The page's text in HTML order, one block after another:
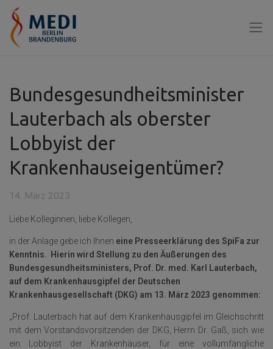
Bundesgesundheitsminister
Lauterbach als oberster
Lobbyist der
Krankenhauseigentümer?
14. März 2023
Liebe Kolleginnen, liebe Kollegen,
in der Anlage gebe ich Ihnen eine Presseerklärung des SpiFa zur
Kenntnis. Hierin wird Stellung zu den Äußerungen des
Bundesgesundheitsministers, Prof. Dr. med. Karl Lauterbach,
auf dem Krankenhausgipfel der Deutschen
Krankenhausgesellschaft (DKG) am 13. März 2023 genommen:
„Prof. Lauterbach hat auf dem Krankenhausgipfel im Gleichschritt
mit dem Vorstandsvorsitzenden der DKG, Herrn Dr. Gaß, sich wie
ein Lobbyist der Krankenhäuser, für eine vollumfängliche